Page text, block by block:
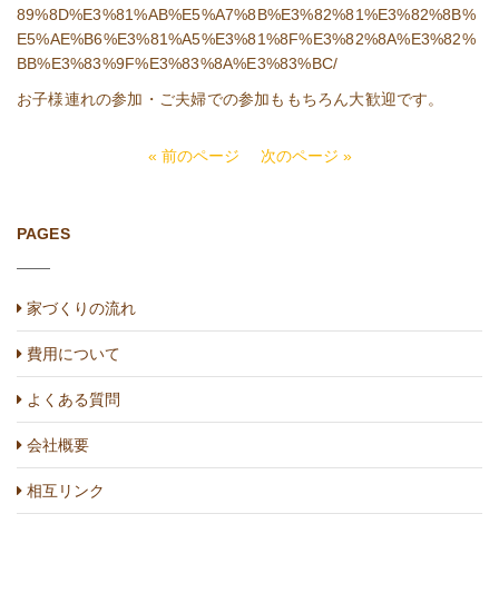
89%8D%E3%81%AB%E5%A7%8B%E3%82%81%E3%82%8B%
E5%AE%B6%E3%81%A5%E3%81%8F%E3%82%8A%E3%82%
BB%E3%83%9F%E3%83%8A%E3%83%BC/
お子様連れの参加・ご夫婦での参加ももちろん大歓迎です。
« 前のページ 次のページ »
PAGES
家づくりの流れ
費用について
よくある質問
会社概要
相互リンク